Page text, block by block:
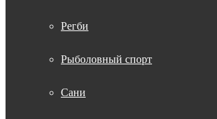
Регби
Рыболовный спорт
Сани